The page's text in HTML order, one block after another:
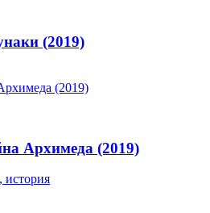
(2019)
Архимеда (2019)
история